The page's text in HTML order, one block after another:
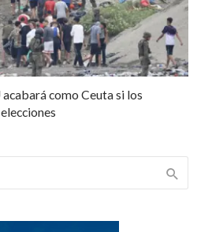
como Ceuta si los